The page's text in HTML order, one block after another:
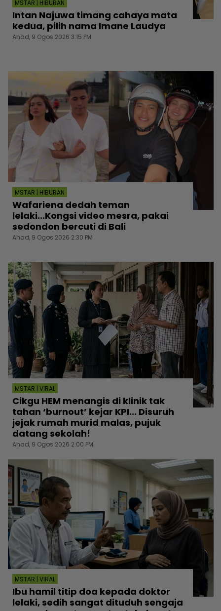
MSTAR | HIBURAN
Intan Najuwa timang cahaya mata
kedua, pilih nama Imane Laudya
Ahad, 9 Ogos 2026 3:15 PM
MSTAR | HIBURAN
Wafariena dedah teman
lelaki...Kongsi video mesra, pakai
sedondon bercuti di Bali
Ahad, 9 Ogos 2026 2:30 PM
MSTAR | VIRAL
Cikgu HEM menangis di klinik tak
tahan ‘burnout’ kejar KPI... Disuruh
jejak rumah murid malas, pujuk
datang sekolah!
Ahad, 9 Ogos 2026 2:00 PM
MSTAR | VIRAL
Ibu hamil titip doa kepada doktor
lelaki, sedih sangat dituduh sengaja